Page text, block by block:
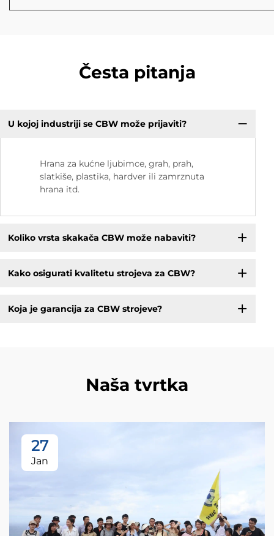
Česta pitanja
U kojoj industriji se CBW može prijaviti?
Hrana za kućne ljubimce, grah, prah,
slatkiše, plastika, hardver ili zamrznuta
hrana itd.
Koliko vrsta skakača CBW može nabaviti?
Kako osigurati kvalitetu strojeva za CBW?
Koja je garancija za CBW strojeve?
Naša tvrtka
27
Jan